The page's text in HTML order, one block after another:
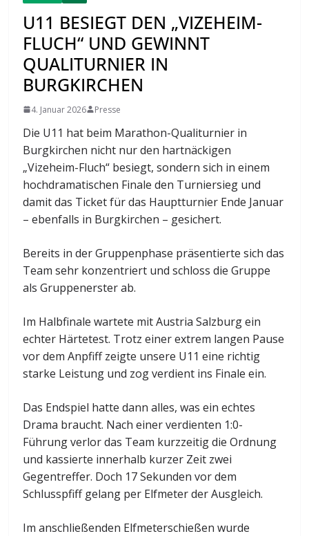
U11 BESIEGT DEN „VIZEHEIM-
FLUCH“ UND GEWINNT
QUALITURNIER IN
BURGKIRCHEN
4. Januar 2026 Presse
Die U11 hat beim Marathon-Qualiturnier in
Burgkirchen nicht nur den hartnäckigen
„Vizeheim-Fluch“ besiegt, sondern sich in einem
hochdramatischen Finale den Turniersieg und
damit das Ticket für das Hauptturnier Ende Januar
– ebenfalls in Burgkirchen – gesichert.
Bereits in der Gruppenphase präsentierte sich das
Team sehr konzentriert und schloss die Gruppe
als Gruppenerster ab.
Im Halbfinale wartete mit Austria Salzburg ein
echter Härtetest. Trotz einer extrem langen Pause
vor dem Anpfiff zeigte unsere U11 eine richtig
starke Leistung und zog verdient ins Finale ein.
Das Endspiel hatte dann alles, was ein echtes
Drama braucht. Nach einer verdienten 1:0-
Führung verlor das Team kurzzeitig die Ordnung
und kassierte innerhalb kurzer Zeit zwei
Gegentreffer. Doch 17 Sekunden vor dem
Schlusspfiff gelang per Elfmeter der Ausgleich.
Im anschließenden Elfmeterschießen wurde